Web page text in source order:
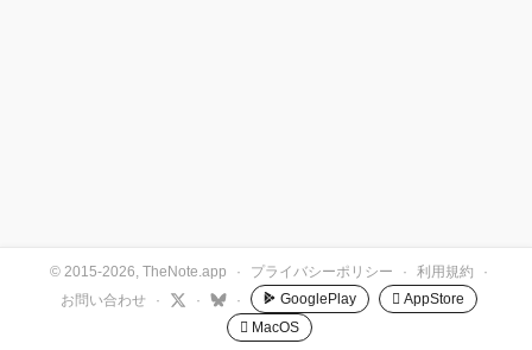
© 2015-2026, TheNote.app · プライバシーポリシー · 利用規約
·
お問い合わせ
· · · GooglePlay
 AppStore
 MacOS